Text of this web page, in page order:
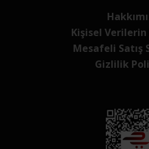
Kişisel Verilerin
Mesafeli Satış
Gizlilik